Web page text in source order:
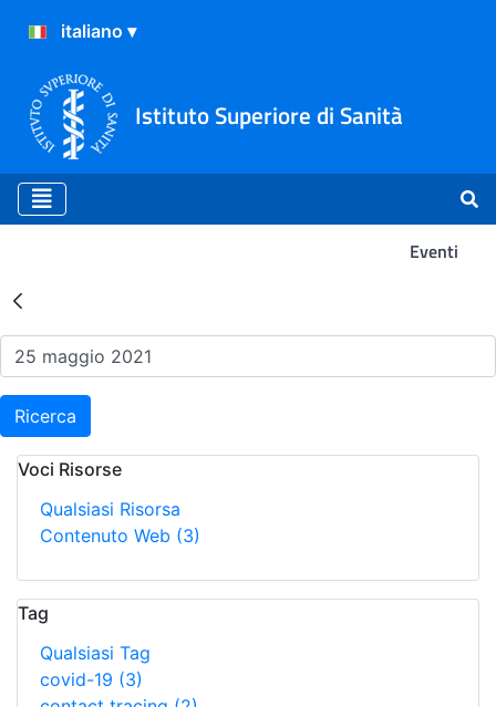
Istituto Superiore di Sanità
Eventi
Risultati della Ricerca -
Ricerca
Voci Risorse
Qualsiasi Risorsa
Contenuto Web (3)
Tag
Qualsiasi Tag
covid-19 (3)